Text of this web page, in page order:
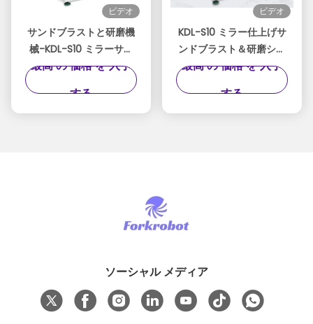
ビデオ
サンドブラストと研磨機
械-KDL-S10 ミラーサン
ドブラストマシン
最高 の 価格 を 入手
する
ビデオ
KDL-S10 ミラー仕上げサ
ンドブラスト＆研磨シス
テム
最高 の 価格 を 入手
する
ソーシャル メディア